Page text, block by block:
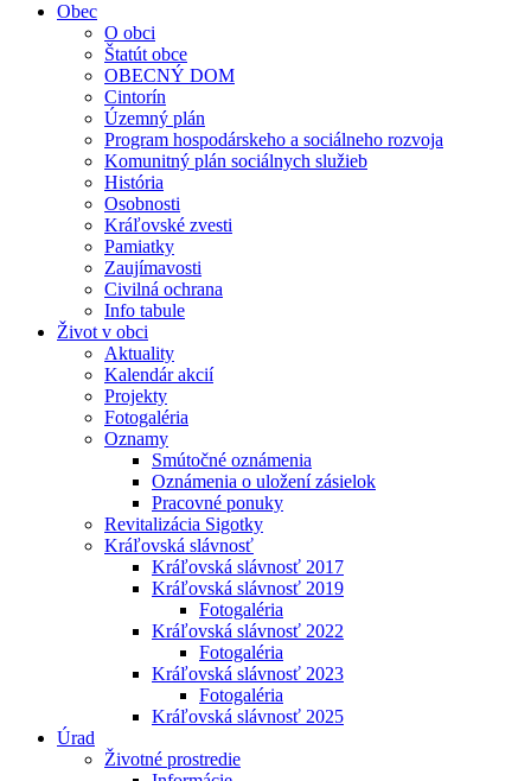
Obec
O obci
Štatút obce
OBECNÝ DOM
Cintorín
Územný plán
Program hospodárskeho a sociálneho rozvoja
Komunitný plán sociálnych služieb
História
Osobnosti
Kráľovské zvesti
Pamiatky
Zaujímavosti
Civilná ochrana
Info tabule
Život v obci
Aktuality
Kalendár akcií
Projekty
Fotogaléria
Oznamy
Smútočné oznámenia
Oznámenia o uložení zásielok
Pracovné ponuky
Revitalizácia Sigotky
Kráľovská slávnosť
Kráľovská slávnosť 2017
Kráľovská slávnosť 2019
Fotogaléria
Kráľovská slávnosť 2022
Fotogaléria
Kráľovská slávnosť 2023
Fotogaléria
Kráľovská slávnosť 2025
Úrad
Životné prostredie